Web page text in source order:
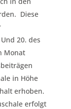
Diese
20. des
Monat
in Höhe
erhoben.
erfolgt